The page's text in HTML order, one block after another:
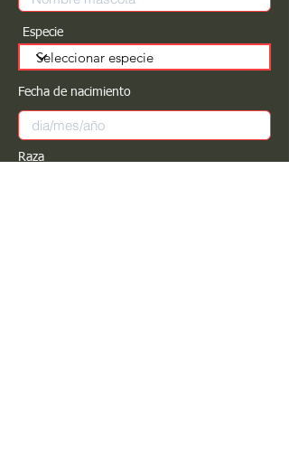
Especie
Fecha de nacimiento
Raza